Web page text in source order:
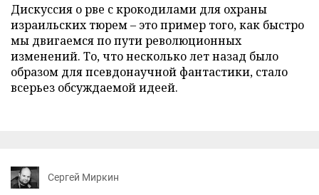
Дискуссия о рве с крокодилами для охраны
израильских тюрем – это пример того, как быстро
мы двигаемся по пути революционных
изменений. То, что несколько лет назад было
образом для псевдонаучной фантастики, стало
всерьез обсуждаемой идеей.
Сергей Миркин